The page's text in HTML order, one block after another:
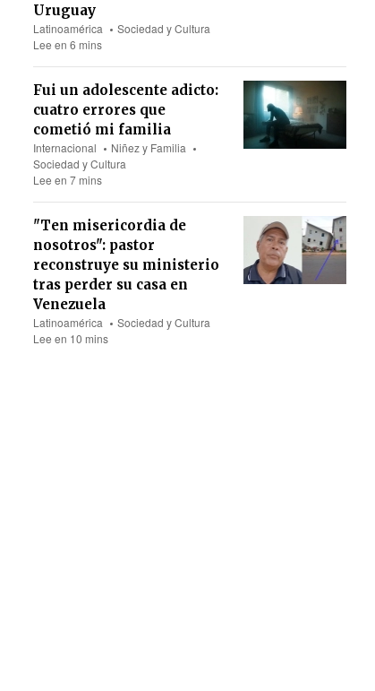
Uruguay
Latinoamérica
Sociedad y Cultura
Lee en 6 mins
Fui un adolescente adicto:
cuatro errores que
cometió mi familia
Internacional
Niñez y Familia
Sociedad y Cultura
Lee en 7 mins
"Ten misericordia de
nosotros": pastor
reconstruye su ministerio
tras perder su casa en
Venezuela
Latinoamérica
Sociedad y Cultura
Lee en 10 mins